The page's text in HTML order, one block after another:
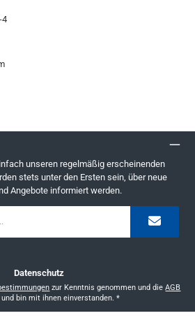
4
unseren regelmäßig erscheinenden
stets unter den Ersten sein, über neue
Angebote informiert werden.
Datenschutz
zur Kenntnis genommen und dieAGB
bin mit ihnen einverstanden. *